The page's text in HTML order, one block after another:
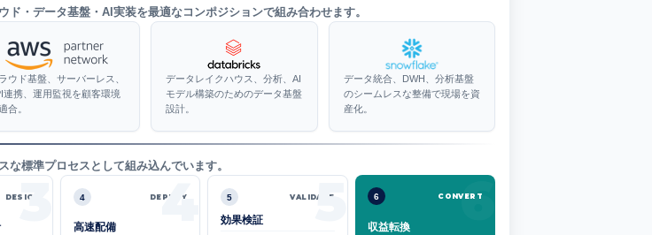
・データ基盤・AI実装を最適なコンポジションで組み合わせます。
ウド基盤、サーバーレス、
連携、運用監視を顧客環境
合。
データレイクハウス、分析、AI
モデル構築のためのデータ基盤
設計。
データ統合、DWH、分析基盤
のシームレスな整備で現場を資
産化。
標準プロセスとして組み込んでいます。
3
DESIGN 4
4 DEPLOY
高速配備 5
5 VALIDATE
効果検証 6
6 CONVERT
収益転換